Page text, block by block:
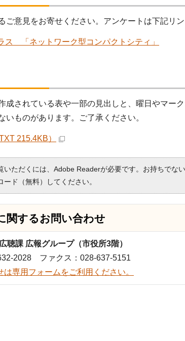
ご意見をお寄せください。アンケートは下記リ
ス 「ネットワーク型コンパクトシティ」
されている表や一部の見出しと、曜日やマー
いものがあります。ご了承ください。
215.4KB）
いただくには、Adobe Readerが必要です。お持ちでな
ード（無料）してください。
関するお問い合わせ
聴課 広報グループ（市役所3階）
2028 ファクス：028-637-5151
は専用フォームをご利用ください。